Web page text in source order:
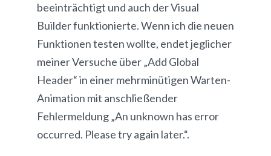
beeinträchtigt und auch der Visual
Builder funktionierte. Wenn ich die neuen
Funktionen testen wollte, endet jeglicher
meiner Versuche über „Add Global
Header“ in einer mehrminütigen Warten-
Animation mit anschließender
Fehlermeldung „An unknown has error
occurred. Please try again later.“.